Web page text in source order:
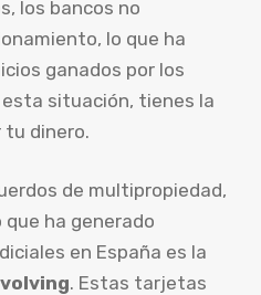
los bancos no
lo que ha
ganados por los
situación, tienes la
tu dinero.
de multipropiedad,
ha generado
en España es la
. Estas tarjetas